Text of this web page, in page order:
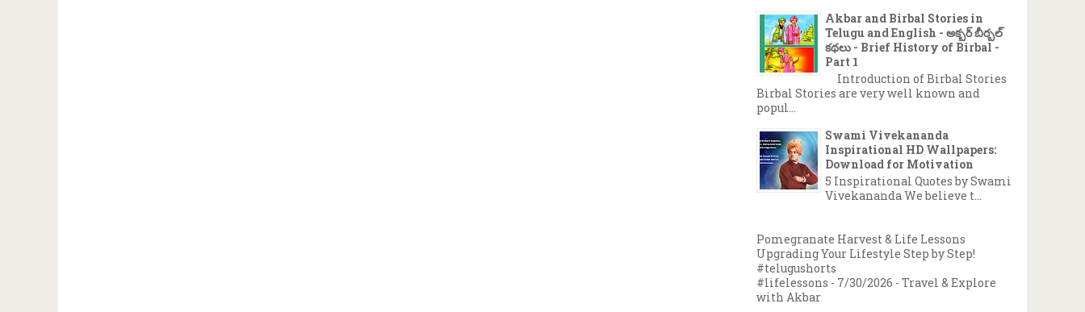
Akbar and Birbal Stories in
Telugu and English - అక్బర్ బీర్బల్
కథలు - Brief History of Birbal -
Part 1
Introduction of Birbal Stories
Birbal Stories are very well known and
popul...
Swami Vivekananda
Inspirational HD Wallpapers:
Download for Motivation
5 Inspirational Quotes by Swami
Vivekananda We believe t...
Pomegranate Harvest & Life Lessons
Upgrading Your Lifestyle Step by Step!
#telugushorts
#lifelessons - 7/30/2026 - Travel & Explore
with Akbar